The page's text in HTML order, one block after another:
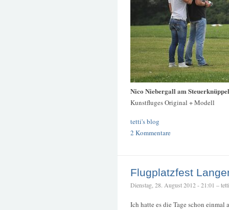
Nico Niebergall am
Kunstfluges Original + Modell
tetti's blog
2 Kommentare
Flugplatzfest
Dienstag, 28. August 2012 - 21:01 – tetti
Ich hatte es die Tage schon einmal